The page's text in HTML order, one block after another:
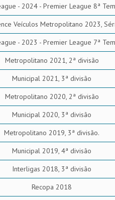
- 2024 - Premier League 8ª
Veículos Metropolitano 2023,
- 2023 - Premier League 7ª
Metropolitano 2021, 2ª divisão
Municipal 2021, 3ª divisão
Metropolitano 2020, 2ª divisão
Municipal 2020, 3ª divisão
Metropolitano 2019, 3ª divisão.
Municipal 2019, 4ª divisão
Interligas 2018, 3ª divisão
Recopa 2018